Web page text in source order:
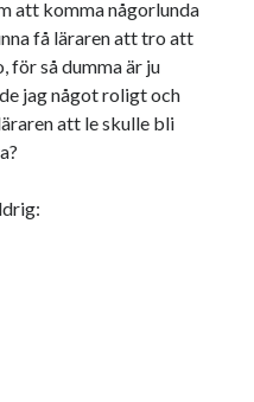
att komma någorlunda
få läraren att tro att
för så dumma är ju
jag något roligt och
att le skulle bli